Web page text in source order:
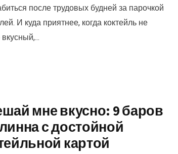
после трудовых будней за парочкой
И куда приятнее, когда коктейль не
мне вкусно: 9 баров
с достойной
картой